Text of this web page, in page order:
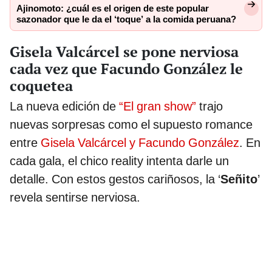
Ajinomoto: ¿cuál es el origen de este popular
sazonador que le da el ‘toque’ a la comida peruana?
Gisela Valcárcel se pone nerviosa
cada vez que Facundo González le
coquetea
La nueva edición de “El gran show” trajo
nuevas sorpresas como el supuesto romance
entre Gisela Valcárcel y Facundo González. En
cada gala, el chico reality intenta darle un
detalle. Con estos gestos cariñosos, la ‘Señito’
revela sentirse nerviosa.